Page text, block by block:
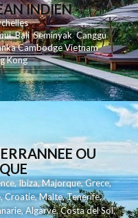
INDIEN
Bali SeminyakCanggu
CambodgeVietnam
Kong
OU
,Ibiza,Majorque,Grece,
,Croatie,Malte,Tenerife,
,Algarve,Costa del Sol,